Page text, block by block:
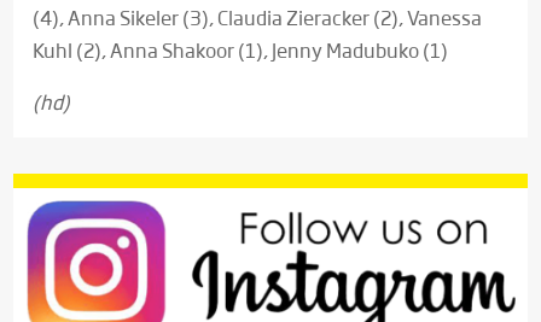
(4), Anna Sikeler (3), Claudia Zieracker (2), Vanessa
Kuhl (2), Anna Shakoor (1), Jenny Madubuko (1)
(hd)